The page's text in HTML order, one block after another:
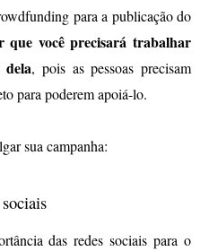
para a publicação do
que você precisará trabalhar
dela, pois as pessoas precisam
para poderem apoiá-lo.
sua campanha:
das redes sociais para o